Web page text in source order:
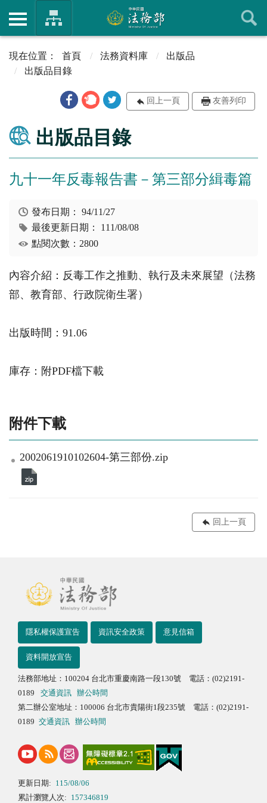
首頁 法務資料庫
出版品
出版品目錄
回上一頁 友善列印
出版品目錄
九十一年反毒報告書－第三部分緝毒篇
發布日期：94/11/27
最後更新日期： 111/08/08
點閱次數：2800
內容介紹：反毒工作之推動、執行及未來展望（法務
部、教育部、行政院衛生署）
出版時間：91.06
庫存：附PDF檔下載
附件下載
2002061910102604-第三部份.zip
回上一頁
隱私權保護宣告 資訊安全政策 意見信箱
資料開放宣告
法務部地址：100204 台北市重慶南路一段130號 電話：(02)2191-
0189
交通資訊
辦公時間
第二辦公室地址：100006 台北市貴陽街1段235號 電話：(02)2191-
0189 交通資訊 辦公時間
更新日期: 115/08/06
累計瀏覽人次: 157346819